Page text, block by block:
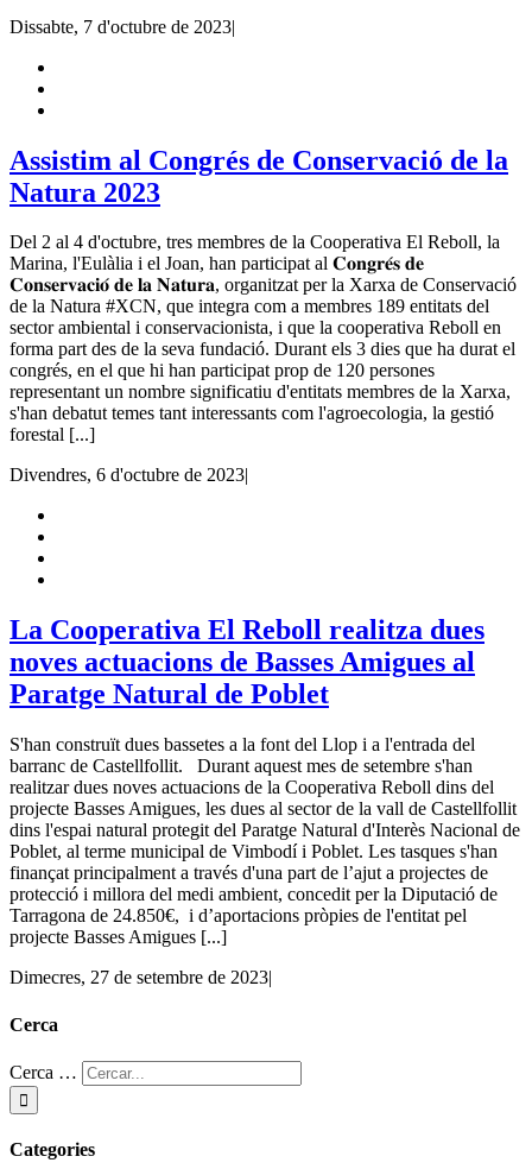
Dissabte, 7 d'octubre de 2023|
Assistim al Congrés de Conservació de la
Natura 2023
Del 2 al 4 d'octubre, tres membres de la Cooperativa El Reboll, la
Marina, l'Eulàlia i el Joan, han participat al 𝐂𝐨𝐧𝐠𝐫𝐞́𝐬 𝐝𝐞
𝐂𝐨𝐧𝐬𝐞𝐫𝐯𝐚𝐜𝐢𝐨́ 𝐝𝐞 𝐥𝐚 𝐍𝐚𝐭𝐮𝐫𝐚, organitzat per la Xarxa de Conservació
de la Natura #XCN, que integra com a membres 189 entitats del
sector ambiental i conservacionista, i que la cooperativa Reboll en
forma part des de la seva fundació. Durant els 3 dies que ha durat el
congrés, en el que hi han participat prop de 120 persones
representant un nombre significatiu d'entitats membres de la Xarxa,
s'han debatut temes tant interessants com l'agroecologia, la gestió
forestal [...]
Divendres, 6 d'octubre de 2023|
La Cooperativa El Reboll realitza dues
noves actuacions de Basses Amigues al
Paratge Natural de Poblet
S'han construït dues bassetes a la font del Llop i a l'entrada del
barranc de Castellfollit. Durant aquest mes de setembre s'han
realitzar dues noves actuacions de la Cooperativa Reboll dins del
projecte Basses Amigues, les dues al sector de la vall de Castellfollit
dins l'espai natural protegit del Paratge Natural d'Interès Nacional de
Poblet, al terme municipal de Vimbodí i Poblet. Les tasques s'han
finançat principalment a través d'una part de l’ajut a projectes de
protecció i millora del medi ambient, concedit per la Diputació de
Tarragona de 24.850€, i d’aportacions pròpies de l'entitat pel
projecte Basses Amigues [...]
Dimecres, 27 de setembre de 2023|
Cerca
Cerca …
Categories